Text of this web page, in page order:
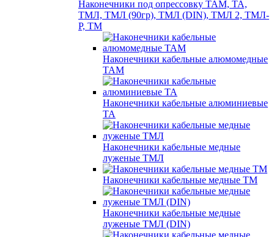
Наконечники под опрессовку ТАМ, ТА,
ТМЛ, ТМЛ (90гр), ТМЛ (DIN), ТМЛ 2, ТМЛ-
Р, ТМ
Наконечники кабельные алюмомедные
ТАМ
Наконечники кабельные алюминиевые
ТА
Наконечники кабельные медные
луженые ТМЛ
Наконечники кабельные медные ТМ
Наконечники кабельные медные
луженые ТМЛ (DIN)